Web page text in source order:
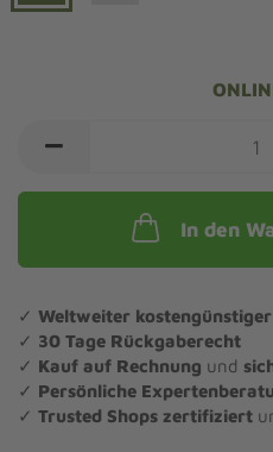
In den
✓ Weltweiter
✓ 30 Tage Rückgaberecht
✓ Kauf auf Rechnung und
✓ Persönliche
✓ Trusted Shops zertifiziert